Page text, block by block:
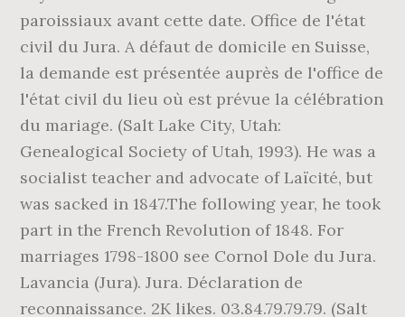
paroissiaux avant cette date. Office de l'état
civil du Jura. A défaut de domicile en Suisse,
la demande est présentée auprès de l'office de
l'état civil du lieu où est prévue la célébration
du mariage. (Salt Lake City, Utah:
Genealogical Society of Utah, 1993). He was a
socialist teacher and advocate of Laïcité, but
was sacked in 1847.The following year, he took
part in the French Revolution of 1848. For
marriages 1798-1800 see Cornol Dole du Jura.
Lavancia (Jura). Jura. Déclaration de
reconnaissance. 2K likes. 03.84.79.79.79. (Salt